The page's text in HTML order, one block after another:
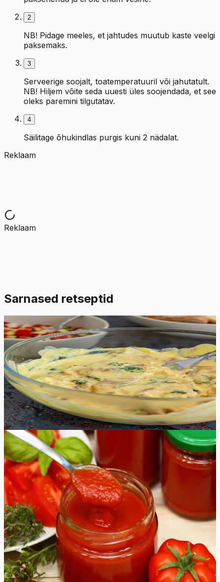
2
NB! Pidage meeles, et jahtudes muutub kaste veelgi
paksemaks.
3
Serveerige soojalt, toatemperatuuril või jahutatult.
NB! Hiljem võite seda uuesti üles soojendada, et see
oleks paremini tilgutatav.
4
Säilitage õhukindlas purgis kuni 2 nädalat.
Reklaam
Reklaam
Sarnased retseptid
Lihtne 4.8Hinnang:
Keefirimarinaad kolme moodi
Nüüd saate valmistada oma grill-lihale kolme erinevat
maitsvat keefirimarinaadi, mis annavad lihale erilise
maitse. Proovige järgi nii maitsev karri, chipotle kui ka
Kreeka stiilis keefirimarinaad.
10min
0
Raske
4.9 Hinnang:(10)
Ketšupi retsept
Olge valmis lisama kõikidele oma lemmikroogadele
värsket maitset selle omatehtud ketšupi retseptiga, mida
on lihtne valmistada ja millele on võimatu vastu panna.
Võimalused ketšupi kasutamiseks on lõputud, mistõttu
on hea, kui teil on alati pudel omatehtud ketšupit
käepärast. Unustage poest ostetud kraam ja proovige
seda maitsvat kodust ketšupit! Enamik tomatikastmeid
valmistatakse Roma- või ploomtomatitest, kuna nende
niiskusesisaldus on madalam ja maitse on tugev. Võite
eksperimenteerida käepäraste tomatitega, nii saab iga
partii uue maitsega!